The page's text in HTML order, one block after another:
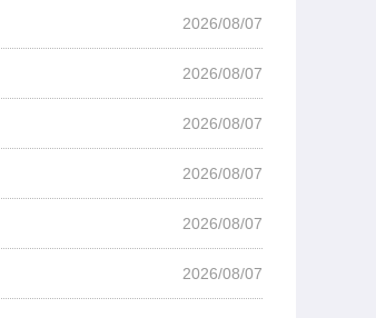
2026/08/07
2026/08/07
2026/08/07
2026/08/07
2026/08/07
2026/08/07